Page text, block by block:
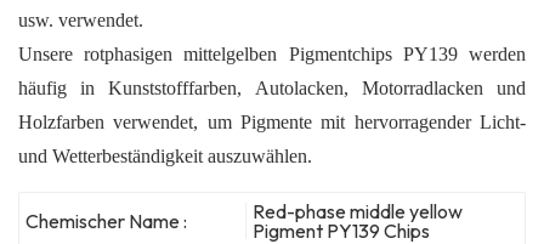
usw. verwendet.
Unsere rotphasigen mittelgelben Pigmentchips PY139 werden
häufig in Kunststofffarben, Autolacken, Motorradlacken und
Holzfarben verwendet, um Pigmente mit hervorragender Licht-
und Wetterbeständigkeit auszuwählen.
Chemischer Name :
Red-phase middle yellow
Pigment PY139 Chips